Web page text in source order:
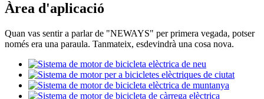
Àrea d'aplicació
Quan vas sentir a parlar de "NEWAYS" per primera vegada, potser
només era una paraula. Tanmateix, esdevindrà una cosa nova.